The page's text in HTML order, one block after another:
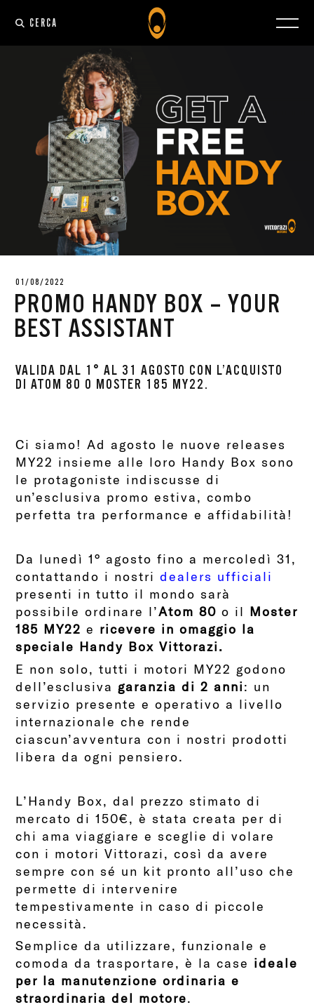
CERCA
01/08/2022
PROMO HANDY BOX – YOUR
BEST ASSISTANT
VALIDA DAL 1° AL 31 AGOSTO CON L’ACQUISTO
DI ATOM 80 O MOSTER 185 MY22.
Ci siamo! Ad agosto le nuove releases
MY22 insieme alle loro Handy Box sono
le protagoniste indiscusse di
un’esclusiva promo estiva, combo
perfetta tra performance e affidabilità!
Da lunedì 1° agosto fino a mercoledì 31,
contattando i nostridealers ufficiali
presenti in tutto il mondo sarà
possibile ordinare l’Atom 80 o il Moster
185 MY22 e ricevere in omaggio la
speciale Handy Box Vittorazi.
E non solo, tutti i motori MY22 godono
dell’esclusiva garanzia di 2 anni: un
servizio presente e operativo a livello
internazionale che rende
ciascun’avventura con i nostri prodotti
libera da ogni pensiero.
L’Handy Box, dal prezzo stimato di
mercato di 150€, è stata creata per di
chi ama viaggiare e sceglie di volare
con i motori Vittorazi, così da avere
sempre con sé un kit pronto all’uso che
permette di intervenire
tempestivamente in caso di piccole
necessità.
Semplice da utilizzare, funzionale e
comoda da trasportare, è la case ideale
per la manutenzione ordinaria e
straordinaria del motore.